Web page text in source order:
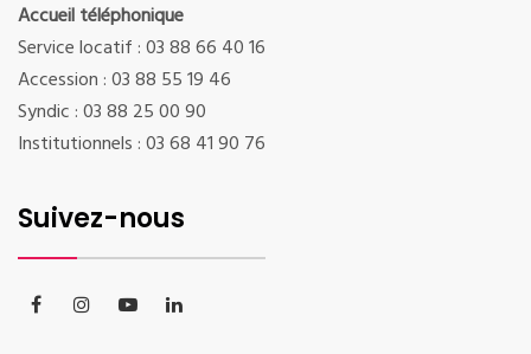
Accueil téléphonique
Service locatif : 03 88 66 40 16
Accession : 03 88 55 19 46
Syndic : 03 88 25 00 90
Institutionnels : 03 68 41 90 76
Suivez-nous